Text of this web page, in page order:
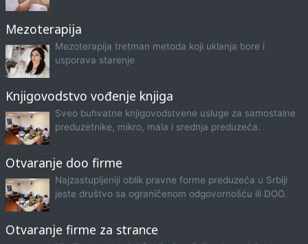
Mezoterapija
Mezoterapija tretman metoda koji uklanja bore i
usporava starenje
Knjigovodstvo vođenje knjiga
Sveo buhvatne knjigovodstvene usluge za samostalne
preduzetnike, mikro, mala i srednja preduzeća.
Otvaranje doo firme
Najzastupljeniji oblik pravne forme preduzeća u Srbiji
jeste društvo sa ograničenom odgovornošću ili DOO.
Otvaranje firme za strance